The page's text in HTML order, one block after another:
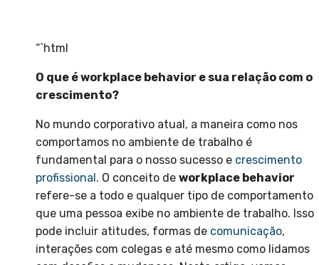
“`html
O que é workplace behavior e sua relação com o
crescimento?
No mundo corporativo atual, a maneira como nos
comportamos no ambiente de trabalho é
fundamental para o nosso sucesso e crescimento
profissional . O conceito de workplace behavior
refere-se a todo e qualquer tipo de comportamento
que uma pessoa exibe no ambiente de trabalho. Isso
pode incluir atitudes, formas de comunicação,
interações com colegas e até mesmo como lidamos